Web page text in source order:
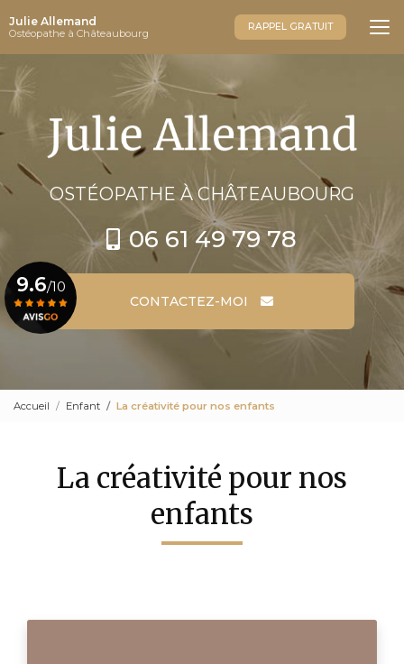
au
contenu
principal
Julie Allemand
Ostéopathe à Châteaubourg RAPPEL GRATUIT
OSTÉOPATHEÀ CHÂTEAUBOURG
06 61 49 79 78
CONTACTEZ-MOI
9.6/10
Accueil Enfant La créativité pour nos enfants
La créativité pour nos
enfants